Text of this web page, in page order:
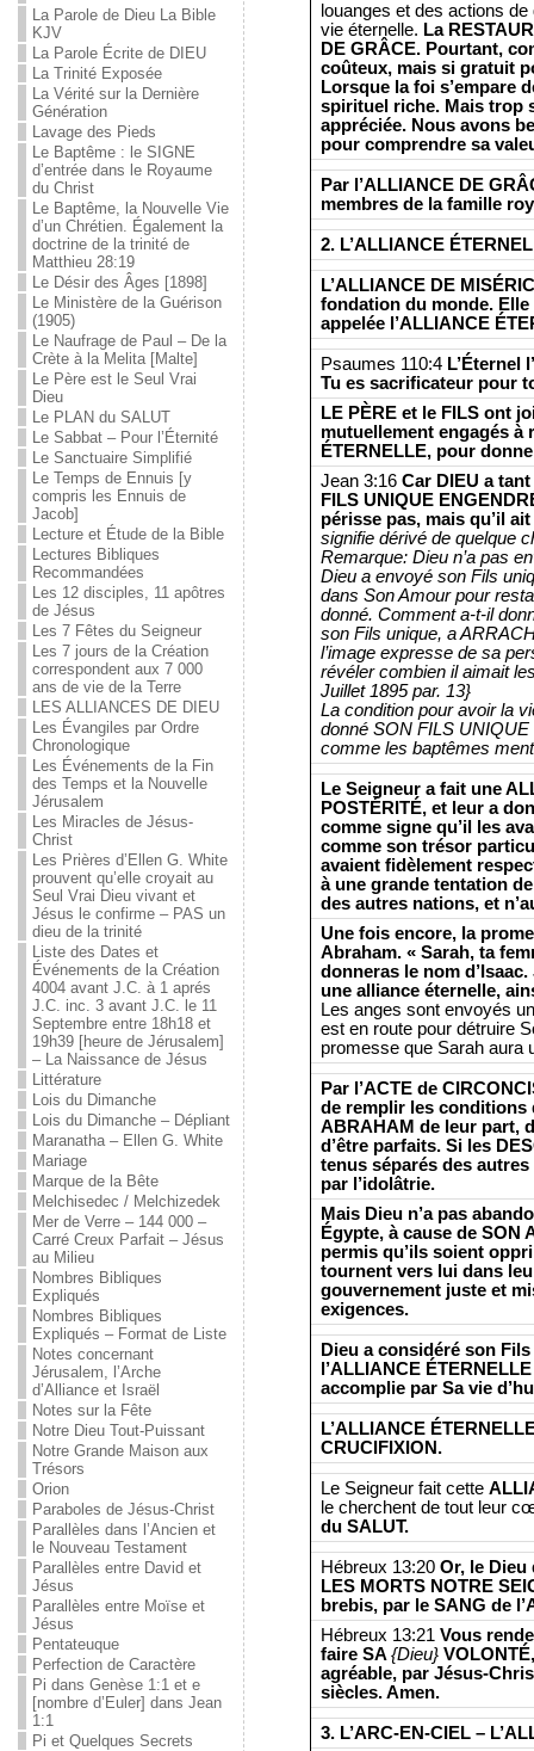
La Parole de Dieu La Bible
KJV
La Parole Écrite de DIEU
La Trinité Exposée
La Vérité sur la Dernière
Génération
Lavage des Pieds
Le Baptême : le SIGNE
d’entrée dans le Royaume
du Christ
Le Baptême, la Nouvelle Vie
d’un Chrétien. Également la
doctrine de la trinité de
Matthieu 28:19
Le Désir des Âges [1898]
Le Ministère de la Guérison
(1905)
Le Naufrage de Paul – De la
Crète à la Melita [Malte]
Le Père est le Seul Vrai
Dieu
Le PLAN du SALUT
Le Sabbat – Pour l’Éternité
Le Sanctuaire Simplifié
Le Temps de Ennuis [y
compris les Ennuis de
Jacob]
Lecture et Étude de la Bible
Lectures Bibliques
Recommandées
Les 12 disciples, 11 apôtres
de Jésus
Les 7 Fêtes du Seigneur
Les 7 jours de la Création
correspondent aux 7 000
ans de vie de la Terre
LES ALLIANCES DE DIEU
Les Évangiles par Ordre
Chronologique
Les Événements de la Fin
des Temps et la Nouvelle
Jérusalem
Les Miracles de Jésus-
Christ
Les Prières d’Ellen G. White
prouvent qu’elle croyait au
Seul Vrai Dieu vivant et
Jésus le confirme – PAS un
dieu de la trinité
Liste des Dates et
Événements de la Création
4004 avant J.C. à 1 aprés
J.C. inc. 3 avant J.C. le 11
Septembre entre 18h18 et
19h39 [heure de Jérusalem]
– La Naissance de Jésus
Littérature
Lois du Dimanche
Lois du Dimanche – Dépliant
Maranatha – Ellen G. White
Mariage
Marque de la Bête
Melchisedec / Melchizedek
Mer de Verre – 144 000 –
Carré Creux Parfait – Jésus
au Milieu
Nombres Bibliques
Expliqués
Nombres Bibliques
Expliqués – Format de Liste
Notes concernant
Jérusalem, l’Arche
d’Alliance et Israël
Notes sur la Fête
Notre Dieu Tout-Puissant
Notre Grande Maison aux
Trésors
Orion
Paraboles de Jésus-Christ
Parallèles dans l’Ancien et
le Nouveau Testament
Parallèles entre David et
Jésus
Parallèles entre Moïse et
Jésus
Pentateuque
Perfection de Caractère
Pi dans Genèse 1:1 et e
[nombre d’Euler] dans Jean
1:1
Pi et Quelques Secrets
louanges et des actions
vie éternelle. La
DE GRÂCE. Pourtant,
coûteux, mais si gratuit
Lorsque la foi s’empare
spirituel riche. Mais trop
appréciée. Nous avons
pour comprendre sa
Par l’ALLIANCE DE
membres de la famille
2. L’ALLIANCE
L’ALLIANCE DE
fondation du monde.
appelée l’ALLIANCE
Psaumes 110:4 L’Éternel
Tu es sacrificateur pour
LE PÈRE et le FILS ont
mutuellement engagés à
ÉTERNELLE, pour
Jean 3:16 Car DIEU a
FILS UNIQUE
périsse pas, mais qu’il
signifie dérivé de quelque
Remarque: Dieu n’a pas
Dieu a envoyé son Fils
dans Son Amour pour
donné. Comment a-t-il
son Fils unique, a
l’image expresse de sa
révéler combien il aimait
Juillet 1895 par. 13}
La condition pour avoir la
donné SON FILS UNIQUE
comme les baptêmes
Le Seigneur a fait une
POSTÉRITÉ, et leur a
comme signe qu’il les
comme son trésor
avaient fidèlement
à une grande tentation
des autres nations, et
Une fois encore, la
Abraham. « Sarah, ta
donneras le nom
une alliance éternelle,
Les anges sont envoyés
est en route pour détruire
promesse que Sarah aura
Par l’ACTE de
de remplir les conditions
ABRAHAM de leur part,
d’être parfaits. Si les
tenus séparés des
par l’idolâtrie.
Mais Dieu n’a pas
Égypte, à cause de SON
permis qu’ils soient
tournent vers lui dans
gouvernement juste et
exigences.
Dieu a considéré son
l’ALLIANCE
accomplie par Sa vie
L’ALLIANCE
CRUCIFIXION.
Le Seigneur fait cette
le cherchent de tout leur
du SALUT.
Hébreux 13:20 Or, le Dieu
LES MORTS NOTRE
brebis, par le SANG de
Hébreux 13:21 Vous
faire SA {Dieu}
agréable, par Jésus-
siècles. Amen.
3. L’ARC-EN-CIEL –